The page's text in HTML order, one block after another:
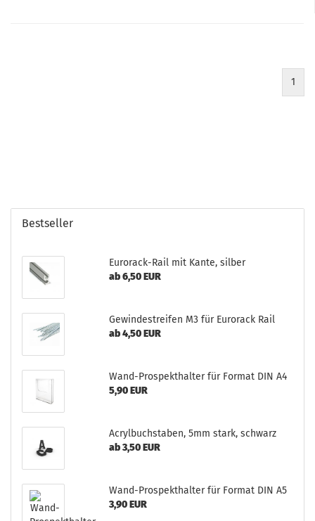
1
Bestseller
Eurorack-Rail mit Kante, silber
ab 6,50 EUR
Gewindestreifen M3 für Eurorack Rail
ab 4,50 EUR
Wand-Prospekthalter für Format DIN A4
5,90 EUR
Acrylbuchstaben, 5mm stark, schwarz
ab 3,50 EUR
Wand-Prospekthalter für Format DIN A5
3,90 EUR